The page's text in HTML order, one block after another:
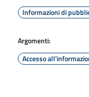
Informazioni di
Argomenti:
Accesso